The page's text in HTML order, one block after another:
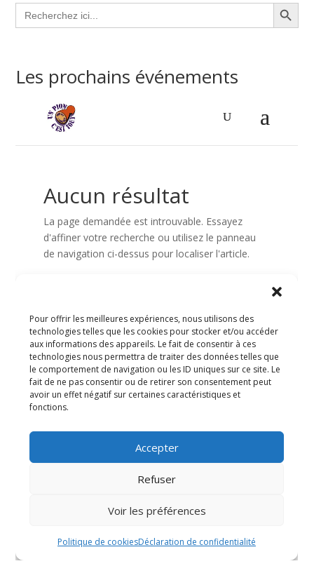
Search
for:
Les prochains événements